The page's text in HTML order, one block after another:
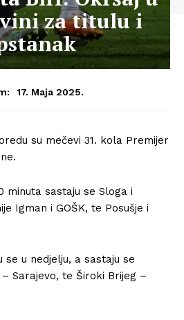
za titulu i
17. Maja 2025.
su mečevi 31. kola Premijer
minuta sastaju se Sloga i
Igman i GOŠK, te Posušje i
se u nedjelju, a sastaju se
Sarajevo, te Široki Brijeg –